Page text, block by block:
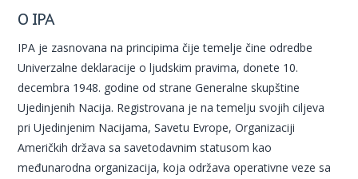
O IPA
IPA je zasnovana na principima čije temelje čine odredbe
Univerzalne deklaracije o ljudskim pravima, donete 10.
decembra 1948. godine od strane Generalne skupštine
Ujedinjenih Nacija. Registrovana je na temelju svojih ciljeva
pri Ujedinjenim Nacijama, Savetu Evrope, Organizaciji
Američkih država sa savetodavnim statusom kao
međunarodna organizacija, koja održava operativne veze sa